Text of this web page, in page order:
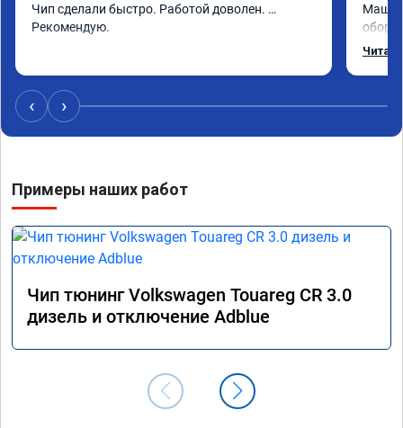
Чип сделали быстро. Работой доволен.
Рекомендую.
‹ ›
Примеры наших работ
Чип тюнинг Volkswagen Touareg CR 3.0
дизель и отключение Adblue